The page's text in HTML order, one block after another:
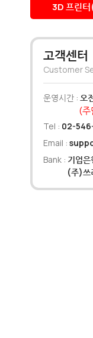
3D 프린
고객센터
Customer
운영시간 : 오
(주
Tel : 02-
Email :
Bank : 기업
(주)쓰